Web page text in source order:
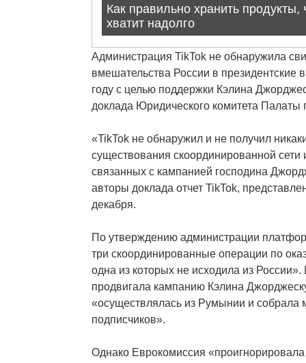
Администрация TikTok не обнаружила
вмешательства России в
году с целью поддержки Кэлина
доклада Юридического комитета
«TikTok не обнаружил и не получил
существования скоординированной сети
связанных с кампанией господина
авторы доклада отчет TikTok,
декабря.
По утверждению администрации
три скоординированные операции по
одна из которых не исходила из России».
продвигала кампанию Кэлина
«осуществлялась из Румынии и собрала
подписчиков».
Однако Еврокомиссия